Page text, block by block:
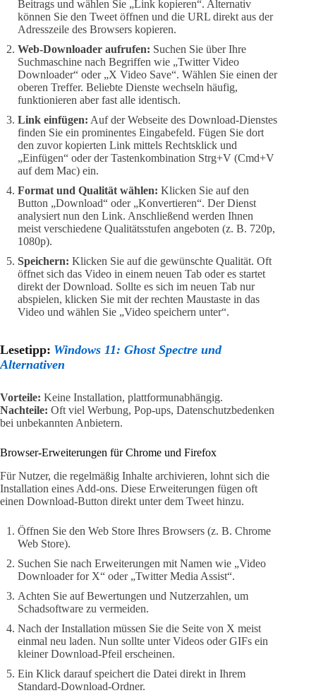
Beitrags und wählen Sie „Link kopieren“. Alternativ
können Sie den Tweet öffnen und die URL direkt aus der
Adresszeile des Browsers kopieren.
Web-Downloader aufrufen: Suchen Sie über Ihre
Suchmaschine nach Begriffen wie „Twitter Video
Downloader“ oder „X Video Save“. Wählen Sie einen der
oberen Treffer. Beliebte Dienste wechseln häufig,
funktionieren aber fast alle identisch.
Link einfügen: Auf der Webseite des Download-Dienstes
finden Sie ein prominentes Eingabefeld. Fügen Sie dort
den zuvor kopierten Link mittels Rechtsklick und
„Einfügen“ oder der Tastenkombination Strg+V (Cmd+V
auf dem Mac) ein.
Format und Qualität wählen: Klicken Sie auf den
Button „Download“ oder „Konvertieren“. Der Dienst
analysiert nun den Link. Anschließend werden Ihnen
meist verschiedene Qualitätsstufen angeboten (z. B. 720p,
1080p).
Speichern: Klicken Sie auf die gewünschte Qualität. Oft
öffnet sich das Video in einem neuen Tab oder es startet
direkt der Download. Sollte es sich im neuen Tab nur
abspielen, klicken Sie mit der rechten Maustaste in das
Video und wählen Sie „Video speichern unter“.
Lesetipp: Windows 11: Ghost Spectre und
Alternativen
Vorteile: Keine Installation, plattformunabhängig.
Nachteile: Oft viel Werbung, Pop-ups, Datenschutzbedenken
bei unbekannten Anbietern.
Browser-Erweiterungen für Chrome und Firefox
Für Nutzer, die regelmäßig Inhalte archivieren, lohnt sich die
Installation eines Add-ons. Diese Erweiterungen fügen oft
einen Download-Button direkt unter dem Tweet hinzu.
Öffnen Sie den Web Store Ihres Browsers (z. B. Chrome
Web Store).
Suchen Sie nach Erweiterungen mit Namen wie „Video
Downloader for X“ oder „Twitter Media Assist“.
Achten Sie auf Bewertungen und Nutzerzahlen, um
Schadsoftware zu vermeiden.
Nach der Installation müssen Sie die Seite von X meist
einmal neu laden. Nun sollte unter Videos oder GIFs ein
kleiner Download-Pfeil erscheinen.
Ein Klick darauf speichert die Datei direkt in Ihrem
Standard-Download-Ordner.